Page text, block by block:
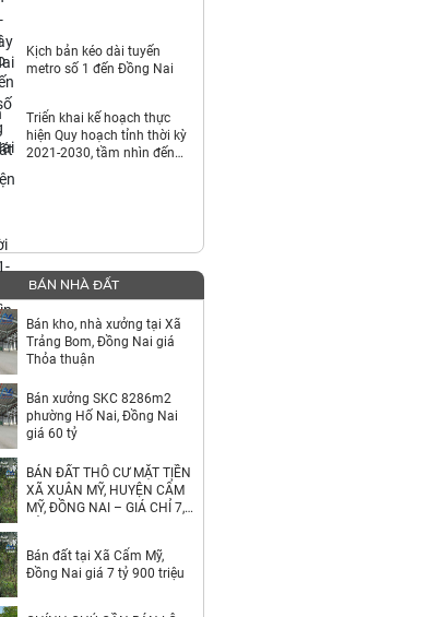
Kịch bản kéo dài tuyến
metro số 1 đến Đồng Nai
Triển khai kế hoạch thực
hiện Quy hoạch tỉnh thời kỳ
2021-2030, tầm nhìn đến
BÁN NHÀ ĐẤT
Bán kho, nhà xưởng tại Xã
Trảng Bom, Đồng Nai giá
Thỏa thuận
Bán xưởng SKC 8286m2
phường Hố Nai, Đồng Nai
giá 60 tỷ
BÁN ĐẤT THỔ CƯ MẶT TIỀN
XÃ XUÂN MỸ, HUYỆN CẨM
MỸ, ĐỒNG NAI – GIÁ CHỈ 7,9
Bán đất tại Xã Cẩm Mỹ,
Đồng Nai giá 7 tỷ 900 triệu